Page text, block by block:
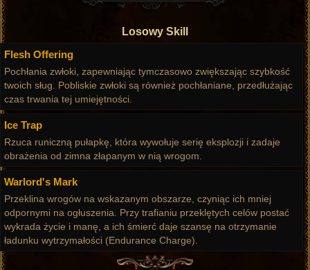
Losowy Skill
Flesh Offering
Pochłania zwłoki, zapewniając tymczasowo zwiększając szybkość
twoich sług. Pobliskie zwłoki są również pochłaniane, przedłużając
czas trwania tej umiejętności.
Ice Trap
Rzuca runiczną pułapkę, która wywołuje serię eksplozji i zadaje
obrażenia od zimna złapanym w nią wrogom.
Warlord's Mark
Przeklina wrogów na wskazanym obszarze, czyniąc ich mniej
odpornymi na ogłuszenia. Przy trafianiu przeklętych celów postać
wykrada życie i manę, a ich śmierć daje szansę na otrzymanie
ładunku wytrzymałości (Endurance Charge).